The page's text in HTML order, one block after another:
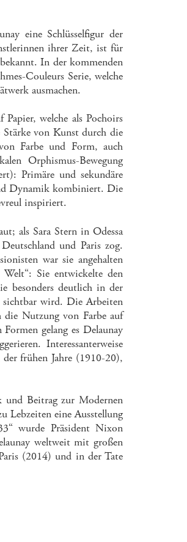
eine Schlüsselfigur der
ihrer Zeit, ist für
In der kommenden
Couleurs Serie, welche
ausmachen.
welche als Pochoirs
Stärke von Kunst durch die
Farbe und Form, auch
Orphismus-Bewegung
Primäre und sekundäre
Dynamik kombiniert. Die
inspiriert.
als Sara Stern in Odessa
und Paris zog.
war sie angehalten
Sie entwickelte den
besonders deutlich in der
sichtbar wird. Die Arbeiten
Nutzung von Farbe auf
gelang es Delaunay
Interessanterweise
frühen Jahre (1910-20),
Beitrag zur Modernen
Lebzeiten eine Ausstellung
wurde Präsident Nixon
weltweit mit großen
(2014) und in der Tate